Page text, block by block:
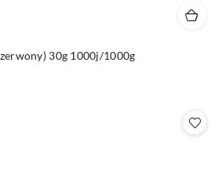
30g 1000j/1000g